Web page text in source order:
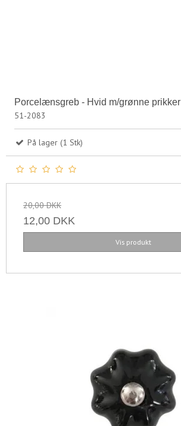
Porcelænsgreb - Hvid m/grønne prikker
51-2083
På lager (1 Stk)
20,00 DKK
12,00 DKK
Vis produkt